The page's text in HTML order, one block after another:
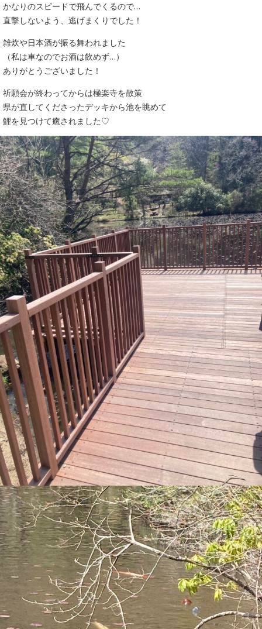
かなりのスピードで飛んでくるので…
直撃しないよう、逃げまくりでした！
雑炊や日本酒が振る舞われました
（私は車なのでお酒は飲めず…）
ありがとうございました！
祈願会が終わってからは極楽寺を散策
県が直してくださったデッキから池を眺めて
鯉を見つけて癒されました♡